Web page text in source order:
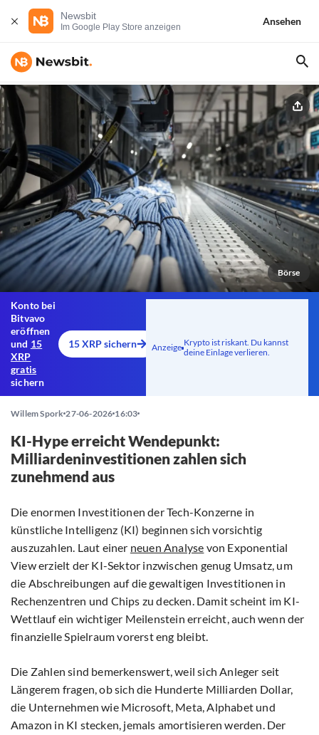
Newsbit
Im Google Play Store anzeigen
Ansehen
Börse
Konto bei
Bitvavo
eröffnen
und 15
XRP
gratis
sichern
15 XRP sichern Anzeige Krypto ist riskant. Du kannst
deine Einlage verlieren.
Willem Spork 27-06-2026 16:03
KI-Hype erreicht Wendepunkt:
Milliardeninvestitionen zahlen sich
zunehmend aus
Die enormen Investitionen der Tech-Konzerne in
künstliche Intelligenz (KI) beginnen sich vorsichtig
auszuzahlen. Laut einer neuen Analyse von Exponential
View erzielt der KI-Sektor inzwischen genug Umsatz, um
die Abschreibungen auf die gewaltigen Investitionen in
Rechenzentren und Chips zu decken. Damit scheint im KI-
Wettlauf ein wichtiger Meilenstein erreicht, auch wenn der
finanzielle Spielraum vorerst eng bleibt.
Die Zahlen sind bemerkenswert, weil sich Anleger seit
Längerem fragen, ob sich die Hunderte Milliarden Dollar,
die Unternehmen wie Microsoft, Meta, Alphabet und
Amazon in KI stecken, jemals amortisieren werden. Der